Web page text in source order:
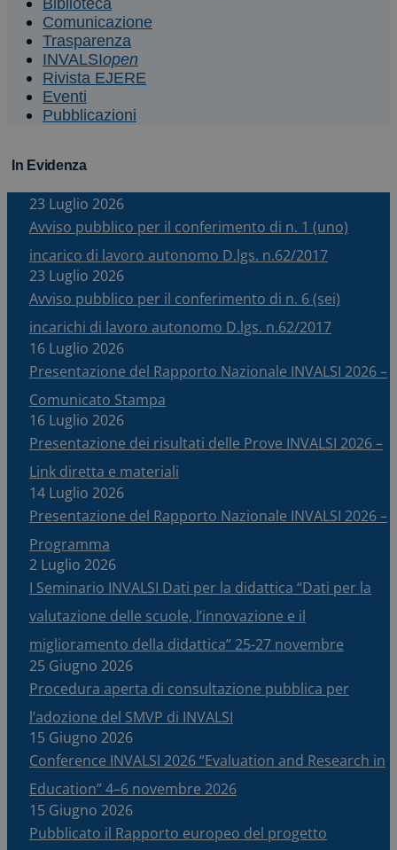
Biblioteca
Comunicazione
Trasparenza
INVALSIopen
Rivista EJERE
Eventi
Pubblicazioni
In Evidenza
23 Luglio 2026
Avviso pubblico per il conferimento di n. 1 (uno)
incarico di lavoro autonomo D.lgs. n.62/2017
23 Luglio 2026
Avviso pubblico per il conferimento di n. 6 (sei)
incarichi di lavoro autonomo D.lgs. n.62/2017
16 Luglio 2026
Presentazione del Rapporto Nazionale INVALSI 2026 –
Comunicato Stampa
16 Luglio 2026
Presentazione dei risultati delle Prove INVALSI 2026 –
Link diretta e materiali
14 Luglio 2026
Presentazione del Rapporto Nazionale INVALSI 2026 –
Programma
2 Luglio 2026
I Seminario INVALSI Dati per la didattica “Dati per la
valutazione delle scuole, l’innovazione e il
miglioramento della didattica” 25-27 novembre
25 Giugno 2026
Procedura aperta di consultazione pubblica per
l’adozione del SMVP di INVALSI
15 Giugno 2026
Conference INVALSI 2026 “Evaluation and Research in
Education” 4–6 novembre 2026
15 Giugno 2026
Pubblicato il Rapporto europeo del progetto